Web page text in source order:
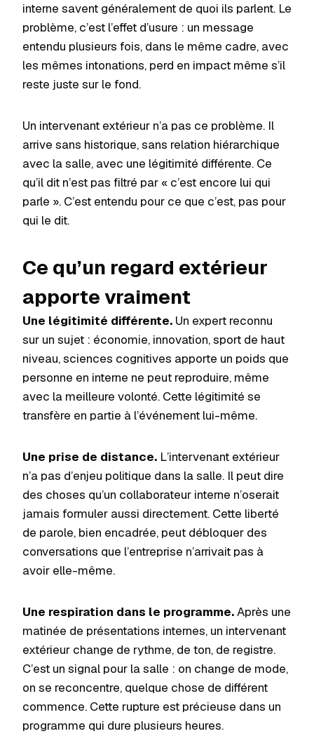
interne savent généralement de quoi ils parlent. Le
problème, c’est l’effet d’usure : un message
entendu plusieurs fois, dans le même cadre, avec
les mêmes intonations, perd en impact même s’il
reste juste sur le fond.
Un intervenant extérieur n’a pas ce problème. Il
arrive sans historique, sans relation hiérarchique
avec la salle, avec une légitimité différente. Ce
qu’il dit n’est pas filtré par « c’est encore lui qui
parle ». C’est entendu pour ce que c’est, pas pour
qui le dit.
Ce qu’un regard extérieur
apporte vraiment
Une légitimité différente. Un expert reconnu
sur un sujet : économie, innovation, sport de haut
niveau, sciences cognitives apporte un poids que
personne en interne ne peut reproduire, même
avec la meilleure volonté. Cette légitimité se
transfère en partie à l’événement lui-même.
Une prise de distance. L’intervenant extérieur
n’a pas d’enjeu politique dans la salle. Il peut dire
des choses qu’un collaborateur interne n’oserait
jamais formuler aussi directement. Cette liberté
de parole, bien encadrée, peut débloquer des
conversations que l’entreprise n’arrivait pas à
avoir elle-même.
Une respiration dans le programme.Après une
matinée de présentations internes, un intervenant
extérieur change de rythme, de ton, de registre.
C’est un signal pour la salle : on change de mode,
on se reconcentre, quelque chose de différent
commence. Cette rupture est précieuse dans un
programme qui dure plusieurs heures.